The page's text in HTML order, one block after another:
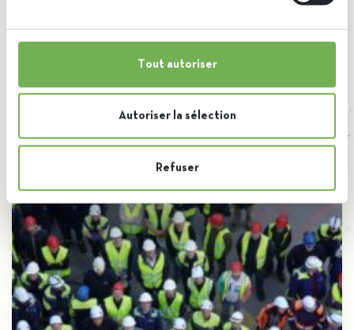
Tout autoriser
Autoriser la sélection
Refuser
News Alle news